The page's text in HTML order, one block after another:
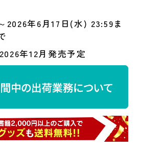
2026年6月17日(水) 23:59ま
2026年12月発売予定